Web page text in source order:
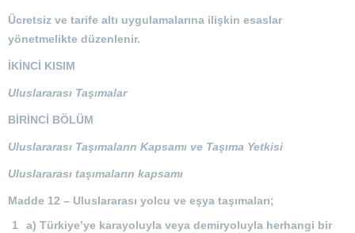
Ücretsiz ve tarife altı uygulamalarına ilişkin esaslar
yönetmelikte düzenlenir.
İKİNCİ KISIM
Uluslararası Taşımalar
BİRİNCİ BÖLÜM
Uluslararası Taşımaların Kapsamı ve Taşıma Yetkisi
Uluslararası taşımaların kapsamı
Madde 12 – Uluslararası yolcu ve eşya taşımaları;
a) Türkiye’ye karayoluyla veya demiryoluyla herhangi bir